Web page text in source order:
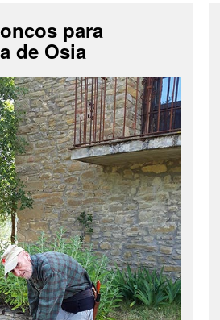
para
de Osia